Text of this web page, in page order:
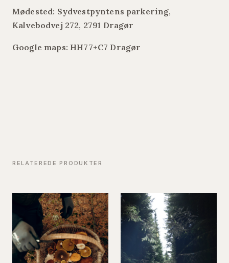
Mødested: Sydvestpyntens parkering,
Kalvebodvej 272, 2791 Dragør
Google maps: HH77+C7 Dragør
RELATEREDE PRODUKTER